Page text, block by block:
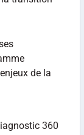
de la
360